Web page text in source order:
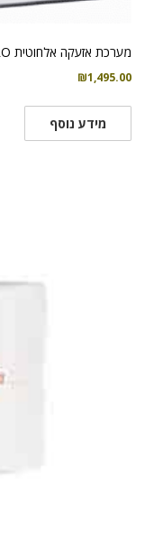
מערכת אזעקה אלחוטית POWERMAXPRO מבית VISONIC
₪1,495.00
מידע נוסף